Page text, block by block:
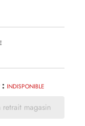
: INDISPONIBLE
magasin